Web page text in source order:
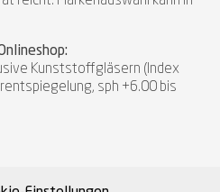
Kunststoffgläsern (Index
sph +6.00 bis